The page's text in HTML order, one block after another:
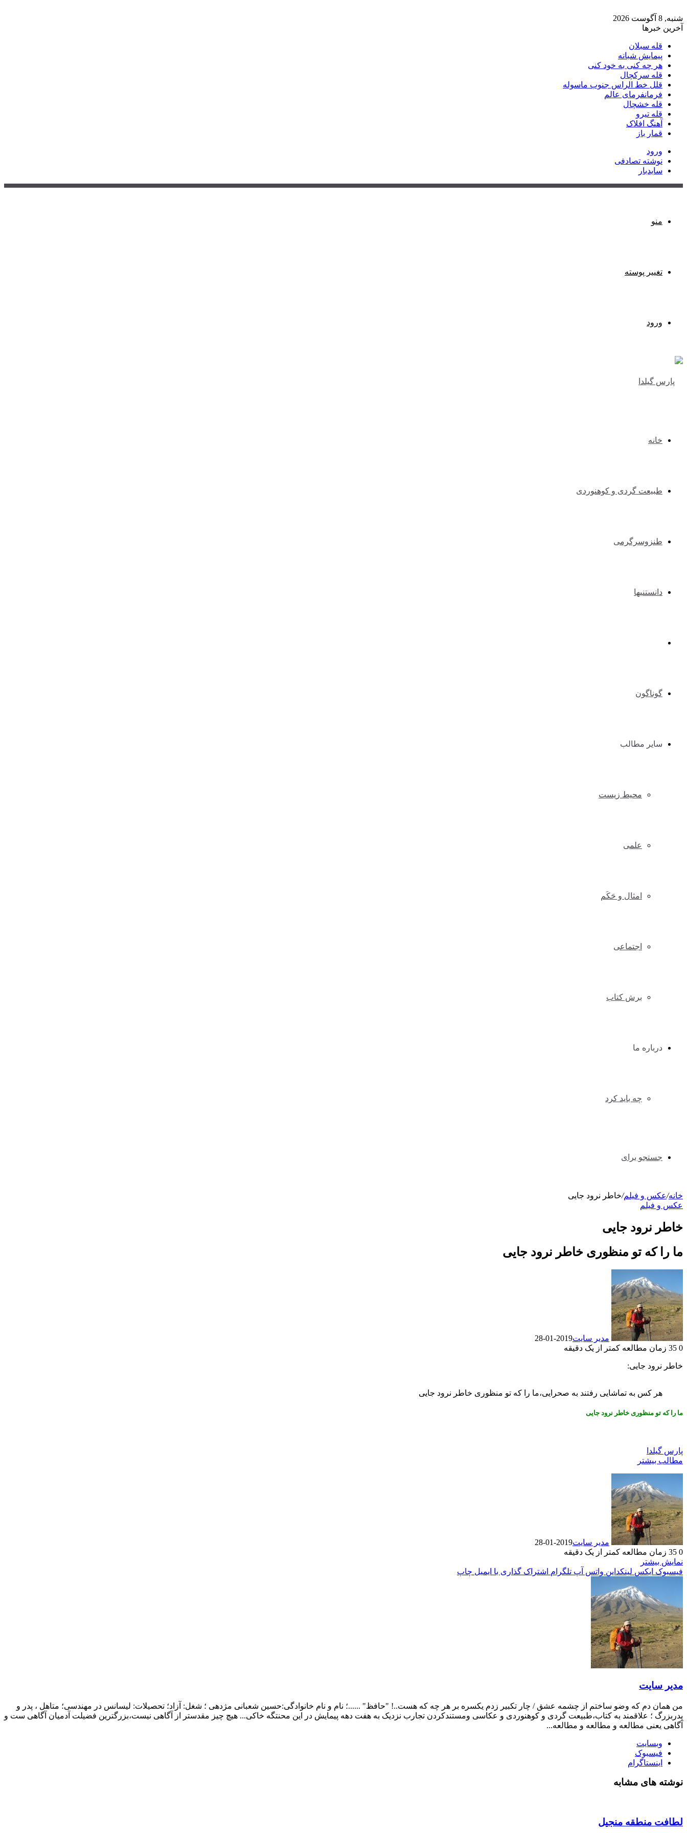
شنبه, 8 آگوست 2026
آخرین خبرها
قله سبلان
پیمایش شبانه
هر چه کنی به خود کنی
قله سرکچال
قلل خط الراس جنوب ماسوله
فرمانفرمای عالم
قله خشچال
قله تیرو
آهنگ افلاک
قمار باز
ورود
نوشته تصادفی
سایدبار
منو
تغییر پوسته
ورود
خانه
طبیعت گردی و کوهنوردی
طنزوسرگرمی
دانستنیها
گوناگون
سایر مطالب
محیط زیست
علمی
امثال و حَکَم
اجتماعی
برش کتاب
درباره ما
چه باید کرد
جستجو برای
خانه/عکس و فیلم/خاطر نرود جایی
عکس و فیلم
خاطر نرود جایی
ما را که تو منظوری خاطر نرود جایی
مدیر سایت2019-01-28
0
زمان مطالعه کمتر از یک دقیقه
خاطر نرود جایی:
هر کس به تماشایی رفتند به صحرایی،ما را که تو منظوری خاطر نرود جایی
ما را که تو منظوری خاطر نرود جایی
پارس گیلدا
مطالب بیشتر
مدیر سایت2019-01-28
0
زمان مطالعه کمتر از یک دقیقه
نمایش بیشتر
فیسبوک ایکس لینکداین واتس آپ تلگرام اشتراک گذاری با ایمیل چاپ
مدیر سایت
من همان دم که وضو ساختم از چشمه عشق / چار تکبیر زدم یکسره بر هر چه که هست..! "حافظ" ......؛ نام و نام خانوادگی:حسین شعبانی مژدهی ؛ شغل: آزاد؛ تحصیلات: لیسانس در مهندسی؛ متاهل ، پدر و
پدربزرگ ؛ علاقمند به کتاب،طبیعت گردی و کوهنوردی و عکاسی ومستندکردن تجارب نزدیک به هفت دهه پیمایش در این محنتگه خاکی... هیچ چیز مقدستر از آگاهی نیست،بزرگترین فضیلت آدمیان آگاهی ست و
آگاهی یعنی مطالعه و مطالعه و مطالعه...
وبسایت
فیسبوک
اینستاگرام
نوشته های مشابه
لطافت منطقه منجیل